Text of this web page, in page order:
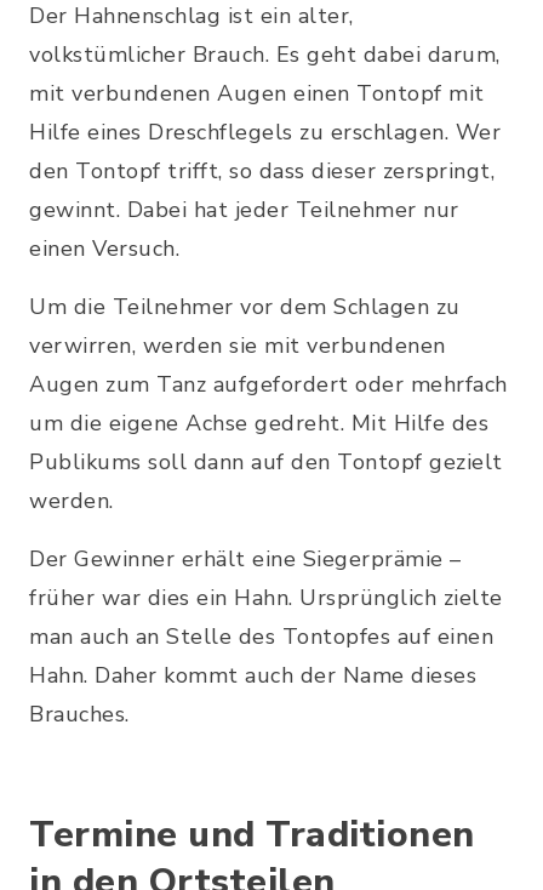
Der Hahnenschlag ist ein alter,
volkstümlicher Brauch. Es geht dabei darum,
mit verbundenen Augen einen Tontopf mit
Hilfe eines Dreschflegels zu erschlagen. Wer
den Tontopf trifft, so dass dieser zerspringt,
gewinnt. Dabei hat jeder Teilnehmer nur
einen Versuch.
Um die Teilnehmer vor dem Schlagen zu
verwirren, werden sie mit verbundenen
Augen zum Tanz aufgefordert oder mehrfach
um die eigene Achse gedreht. Mit Hilfe des
Publikums soll dann auf den Tontopf gezielt
werden.
Der Gewinner erhält eine Siegerprämie –
früher war dies ein Hahn. Ursprünglich zielte
man auch an Stelle des Tontopfes auf einen
Hahn. Daher kommt auch der Name dieses
Brauches.
Termine und Traditionen